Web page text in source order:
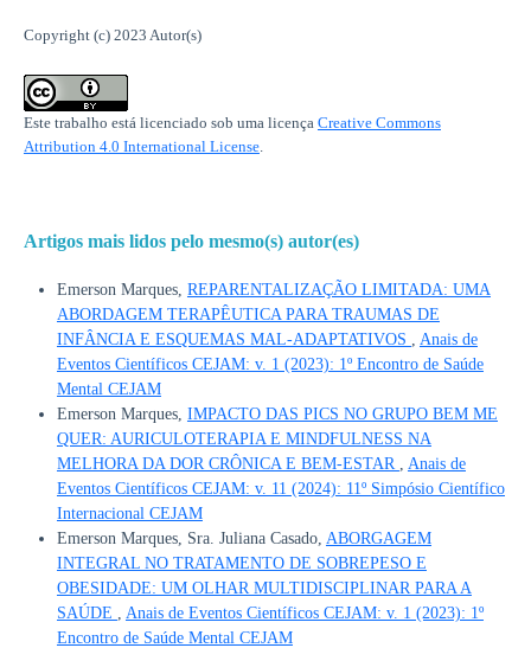
Copyright (c) 2023 Autor(s)
Este trabalho está licenciado sob uma licença Creative Commons
Attribution 4.0 International License.
Artigos mais lidos pelo mesmo(s) autor(es)
Emerson Marques, REPARENTALIZAÇÃO LIMITADA: UMA
ABORDAGEM TERAPÊUTICA PARA TRAUMAS DE
INFÂNCIA E ESQUEMAS MAL-ADAPTATIVOS
Anais de
Eventos Científicos CEJAM: v. 1 (2023): 1º Encontro de Saúde
Mental CEJAM
Emerson Marques, IMPACTO DAS PICS NO GRUPO BEM ME
QUER: AURICULOTERAPIA E MINDFULNESS NA
MELHORA DA DOR CRÔNICA E BEM-ESTAR
Anais de
Eventos Científicos CEJAM: v. 11 (2024): 11º Simpósio Científico
Internacional CEJAM
Emerson Marques, Sra. Juliana Casado, ABORGAGEM
INTEGRAL NO TRATAMENTO DE SOBREPESO E
OBESIDADE: UM OLHAR MULTIDISCIPLINAR PARA A
SAÚDE
Anais de Eventos Científicos CEJAM: v. 1 (2023): 1º
Encontro de Saúde Mental CEJAM